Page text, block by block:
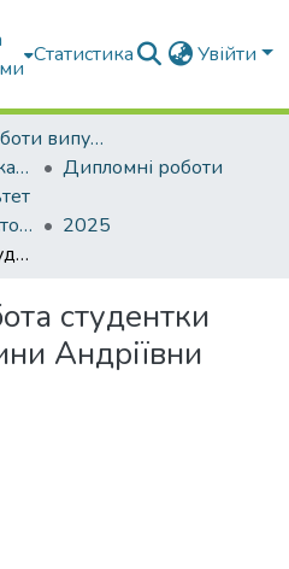
Статистика Увійти
Атестаційні роботи випускників
Атестаційні роботи бакалаврів
Дипломні роботи
191 Архітектура та містобудування
2025
Атестаційна робота студентки Мусієнко Катерини Андріївни
студентки
Андріївни